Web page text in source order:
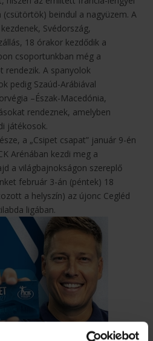
beindul a nagyüzem. A
Svédország,
18 órakor kezdődik a
csoportunkban még a
rendezik. A spanyolok
pedig Szaúd-Arábiával
–Észak-Macedónia,
rendeznek, amelyben
játékosok.
a „Csipet csapat” január 9-én
Arénában kezdi meg a
a világbajnokságon szereplő
február 3-án (péntek) 18
a helyszín) az újonc Cegléd
ligában.